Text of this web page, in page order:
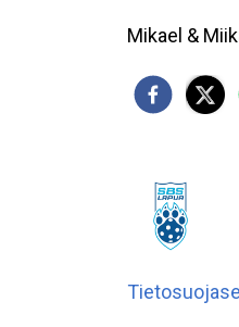
Mikael &